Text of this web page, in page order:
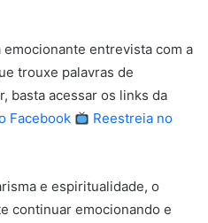
entrevista com a
trouxe palavras de
basta acessar os links da
Facebook
Reestreia no
e espiritualidade, o
continuar emocionando e